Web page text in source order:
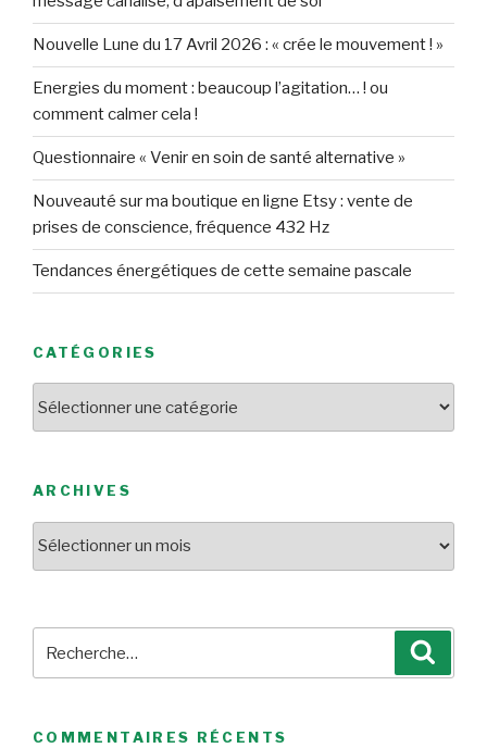
Nouvelle Lune du 17 Avril 2026 : « crée le mouvement ! »
Energies du moment : beaucoup l’agitation… ! ou
comment calmer cela !
Questionnaire « Venir en soin de santé alternative »
Nouveauté sur ma boutique en ligne Etsy : vente de
prises de conscience, fréquence 432 Hz
Tendances énergétiques de cette semaine pascale
CATÉGORIES
ARCHIVES
COMMENTAIRES RÉCENTS